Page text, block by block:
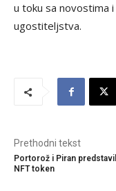
u toku sa novostima
ugostiteljstva.
Prethodni tekst
Portorož i Piran
NFT token